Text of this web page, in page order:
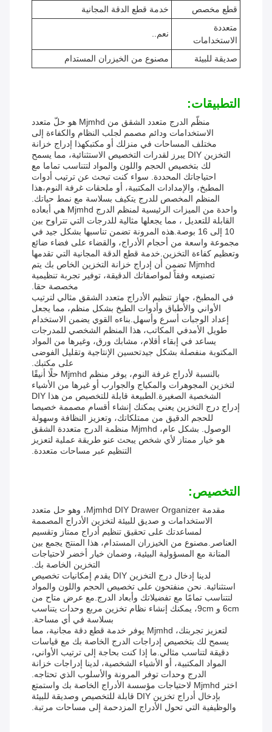
قطع مخصص
خدمة قطع الدقة المجانية
متعددة
الاستخدامات
نعم..
صديقة للبيئة مصنوع من الخيزران المستدام
التطبيقات:
منظّم الدرج متعدد الشقق من Mjmhd هو حلّ متعدد
الاستخدامات ودائم مصمم لجلب النظام والكفاءة إلى
مختلف المساحات في منزلك أو مكتبكهذا إدراج خزانة
التخزين DIY يبرز لقدرات التخصيص الاستثنائية، مما يسمح
لك بتخصيص الحجم واللون والمواد لتتناسب تماما مع
احتياجاتك المحددة. سواء كنت تبحث عن ترتيب أدوات
المطبخ، والإمدادات المكتبية، أو ملحقات غرفة النوم،هذا
المنظم المخصص للدرج يتكيف بسلاسة مع نمط حياتك.
واحدة من الميزات الرئيسية لمنظم الدرج Mjmhd هي أبعاده
القابلة للتعديل ، مما يجعلها مثالية للدرجات التي تتراوح بين
10 إلى 16 بوصة.هذه المرونة تضمن تناسبها بشكل جيد في
مجموعة واسعة من أحجام الأدراج، والقضاء على فضاء ضائع
وتعظيم كفاءة التخزين.خدمة قطع الدقة المجانية التي تقدمها
Mjmhd تضمن أن إدراج خزانة التخزين الخاص بك يتم
تصنيعه وفقاً لمواصفاتك الدقيقة، توفير تجربة تنظيمية
مخصصة حقا.
في المطبخ، جهاز تنظيم الأدراج متعدد الشقق مثالي لترتيب
الأواني والأطباق وأدوات الطبخ بشكل منظم، مما يجعل
إعداد الوجبات أسرع وأسهل.بناءه القوي يضمن الاستخدام
طويل الأمدفي المكاتب، هذا المنظم الشخصي للمدرجات
يساعد في إبقاء أقلام، مشابك ورق، وغيرها من المواد
المكتوبة منفصلة بشكل جيدتحسين الإنتاجية وتقليل الفوضى
على مكتبك.
بالنسبة لأدراج غرفة النوم، يوفر منظم Mjmhd حلًا أنيقًا
لتخزين المجوهرات والمكياج والجوارب أو غيرها من الأشياء
الشخصية الصغيرة.الطبيعة قابلة للتخصيص من هذا DIY
إدراج درج التخزين يعني يمكنك إنشاء أقسام مصممة خصيصا
للحجم الدقيق من ممتلكاتك، وتعزيز النظافة وسهولة
الوصول. بشكل عام، Mjmhd منظمة الدرج متعددة الشقق
هو خيار ممتاز لأي شخص يبحث عنو طريقة عملية لتعزيز
التنظيم عبر مساحات متعددة.
التخصيص:
مقدمة Mjmhd DIY Drawer Organizer، وهو حل متعدد
الاستخدامات و صديق للبيئة لتخزين الأدراج المصممة
لمساعدتك على تحقيق تنظيم أدراج ممتاز وتقسيم
العناصر.مصنوع من الخيزران المستدام، هذا المنتج يجمع بين
المتانة مع المسؤولية البيئية، وضمان خيار أخضر لاحتياجات
التخزين الخاصة بك.
لدينا إدخال درج التخزين DIY يقدم إمكانيات تخصيص
استثنائية. نحن منفتحون على تخصيص الحجم واللون والمواد
لتتناسب تمامًا مع تفضيلاتك وأبعاد الدرج.مع عرض متاح من
6cm و 9cm، يمكنك إنشاء نظام تخزين مربع وحدات يتناسب
بسلاسة في أي مساحة.
لتعزيز تجربتك، Mjmhd يوفر خدمة قطع دقة مجانية، مما
يسمح لك بتخصيص إدراجات الدرج الخاصة بك مع قياسات
دقيقة لتناسب مثالي.ما إذا كنت بحاجة إلى ترتيب الأواني،
المواد المكتبية، أو الأشياء الشخصية، لدينا إدراجات خزانة
الدرج وحدات توفر المرونة والأسلوب الذي تحتاجه.
اختر Mjmhd لاحتياجات مؤسسة الأدراج الخاصة بك واستمتع
بإدخال أدراج تخزين DIY قابلة للتخصيص وصديقة للبيئة
والوظيفية التي تحول الأدراج المزدحمة إلى مساحات مرتبة.